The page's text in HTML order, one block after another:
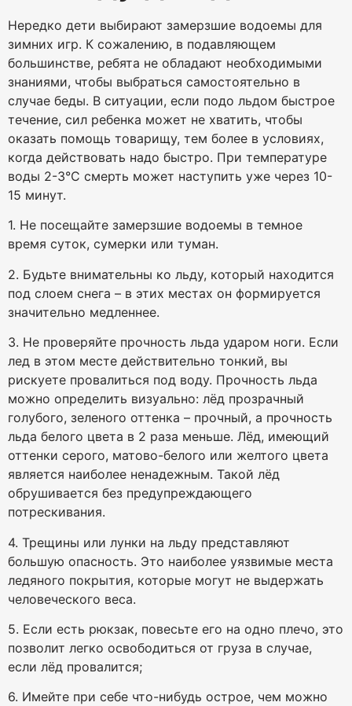
Нередко дети выбирают замерзшие водоемы для
зимних игр. К сожалению, в подавляющем
большинстве, ребята не обладают необходимыми
знаниями, чтобы выбраться самостоятельно в
случае беды. В ситуации, если подо льдом быстрое
течение, сил ребенка может не хватить, чтобы
оказать помощь товарищу, тем более в условиях,
когда действовать надо быстро. При температуре
воды 2-3°С смерть может наступить уже через 10-
15 минут.
1. Не посещайте замерзшие водоемы в темное
время суток, сумерки или туман.
2. Будьте внимательны ко льду, который находится
под слоем снега – в этих местах он формируется
значительно медленнее.
3. Не проверяйте прочность льда ударом ноги. Если
лед в этом месте действительно тонкий, вы
рискуете провалиться под воду. Прочность льда
можно определить визуально: лёд прозрачный
голубого, зеленого оттенка – прочный, а прочность
льда белого цвета в 2 раза меньше. Лёд, имеющий
оттенки серого, матово-белого или желтого цвета
является наиболее ненадежным. Такой лёд
обрушивается без предупреждающего
потрескивания.
4. Трещины или лунки на льду представляют
большую опасность. Это наиболее уязвимые места
ледяного покрытия, которые могут не выдержать
человеческого веса.
5. Если есть рюкзак, повесьте его на одно плечо, это
позволит легко освободиться от груза в случае,
если лёд провалится;
6. Имейте при себе что-нибудь острое, чем можно